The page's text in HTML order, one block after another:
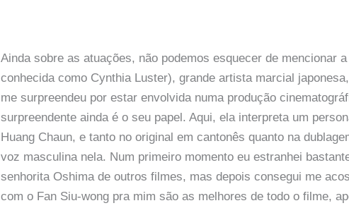
Ainda sobre as atuações, não podemos esquecer de mencionar
conhecida como Cynthia Luster), grande artista marcial
me surpreendeu por estar envolvida numa produção
surpreendente ainda é o seu papel. Aqui, ela interpreta um
Huang Chaun, e tanto no original em cantonês quanto na
voz masculina nela. Num primeiro momento eu estranhei
senhorita Oshima de outros filmes, mas depois consegui me
com o Fan Siu-wong pra mim são as melhores de todo o filme,